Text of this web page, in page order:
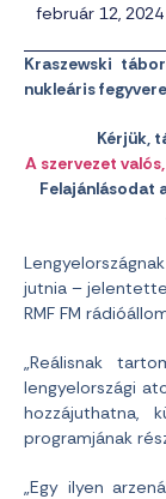
február 12, 2024
Kraszewski
nukleáris
Kérjük,
A szervezet
Felajánlásodat
jutnia –
RMF FM
„Reálisnak
lengyelországi
hozzájuthatna,
programjának
„Egy ilyen